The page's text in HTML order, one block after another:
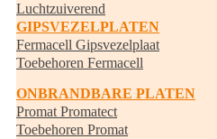
Luchtzuiverend
GIPSVEZELPLATEN
Fermacell Gipsvezelplaat
Toebehoren Fermacell
ONBRANDBARE PLATEN
Promat Promatect
Toebehoren Promat